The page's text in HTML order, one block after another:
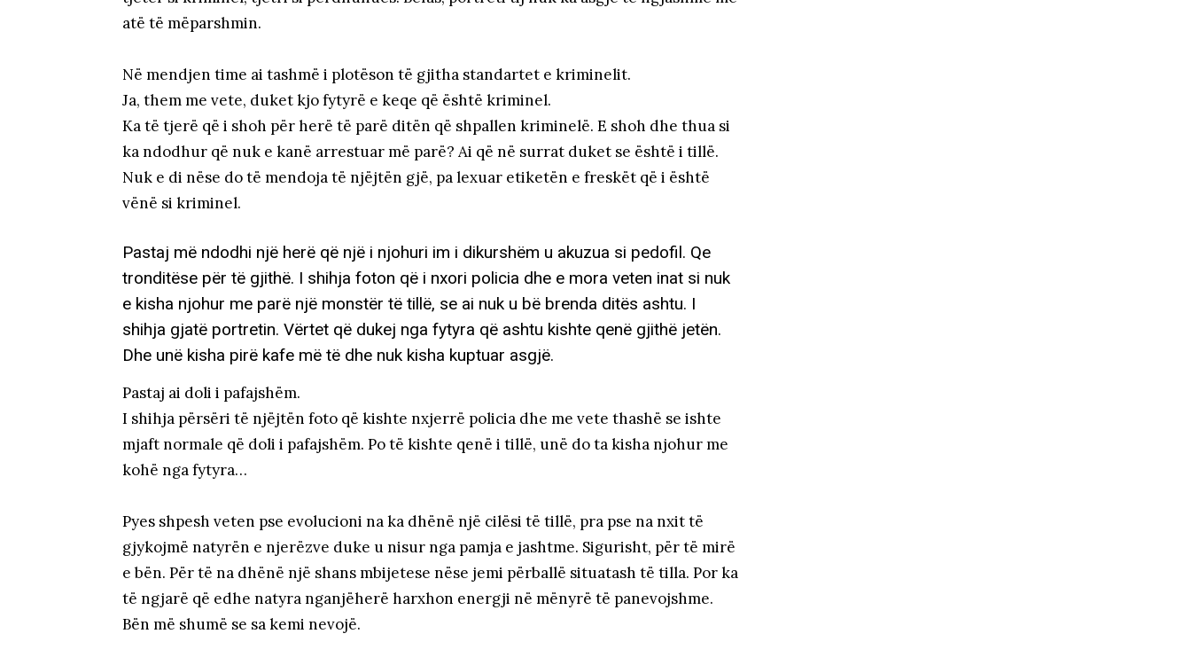
atë të mëparshmin.
Në mendjen time ai tashmë i plotëson të gjitha standartet e kriminelit.
Ja, them me vete, duket kjo fytyrë e keqe që është kriminel.
Ka të tjerë që i shoh për herë të parë ditën që shpallen kriminelë. E shoh dhe thua si
ka ndodhur që nuk e kanë arrestuar më parë? Ai që në surrat duket se është i tillë.
Nuk e di nëse do të mendoja të njëjtën gjë, pa lexuar etiketën e freskët që i është
vënë si kriminel.
Pastaj më ndodhi një herë që një i njohuri im i dikurshëm u akuzua si pedofil. Qe
tronditëse për të gjithë. I shihja foton që i nxori policia dhe e mora veten inat si nuk
e kisha njohur me parë një monstër të tillë, se ai nuk u bë brenda ditës ashtu. I
shihja gjatë portretin. Vërtet që dukej nga fytyra që ashtu kishte qenë gjithë jetën.
Dhe unë kisha pirë kafe më të dhe nuk kisha kuptuar asgjë.
Pastaj ai doli i pafajshëm.
I shihja përsëri të njëjtën foto që kishte nxjerrë policia dhe me vete thashë se ishte
mjaft normale që doli i pafajshëm. Po të kishte qenë i tillë, unë do ta kisha njohur me
kohë nga fytyra…
Pyes shpesh veten pse evolucioni na ka dhënë një cilësi të tillë, pra pse na nxit të
gjykojmë natyrën e njerëzve duke u nisur nga pamja e jashtme. Sigurisht, për të mirë
e bën. Për të na dhënë një shans mbijetese nëse jemi përballë situatash të tilla. Por ka
të ngjarë që edhe natyra nganjëherë harxhon energji në mënyrë të panevojshme.
Bën më shumë se sa kemi nevojë.